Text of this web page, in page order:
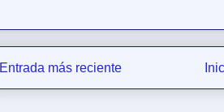
Entrada más reciente